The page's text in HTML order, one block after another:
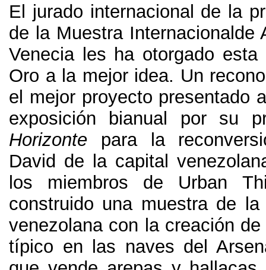
El jurado internacional de la
de la Muestra Internacionalde
Venecia les ha otorgado
Oro a la mejor idea. Un
el mejor proyecto presentado
exposición bianual por su
Horizonte para la
David de la capital
los miembros de Urban
construido una muestra de
venezolana con la creación
típico en las naves del